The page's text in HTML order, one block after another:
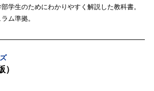
学生のためにわかりやすく解説した教科書。
ム準拠。